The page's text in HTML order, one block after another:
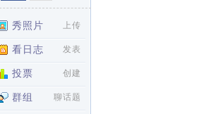
秀照片 上传
看日志 发表
投票 创建
群组 聊话题